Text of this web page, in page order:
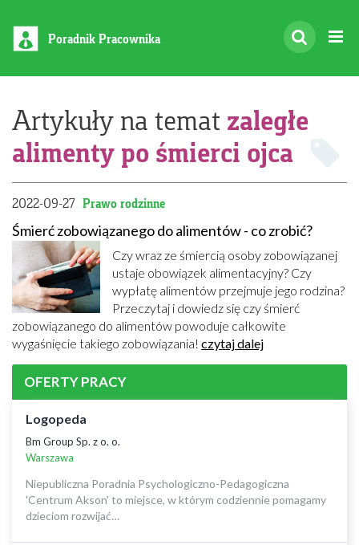
Poradnik Pracownika
Artykuły na temat zaległe
alimenty po śmierci ojca
2022-09-27 Prawo rodzinne
Śmierć zobowiązanego do alimentów - co zrobić?
Czy wraz ze śmiercią osoby zobowiązanej
ustaje obowiązek alimentacyjny? Czy
wypłatę alimentów przejmuje jego rodzina?
Przeczytaj i dowiedz się czy śmierć
zobowiązanego do alimentów powoduje całkowite
wygaśnięcie takiego zobowiązania! czytaj dalej
OFERTY PRACY
Logopeda
Bm Group Sp. z o. o.
Warszawa
Niepubliczna Poradnia Psychologiczno-Pedagogiczna
'Centrum Akson' to miejsce, w którym codziennie pomagamy
dzieciom rozwijać…